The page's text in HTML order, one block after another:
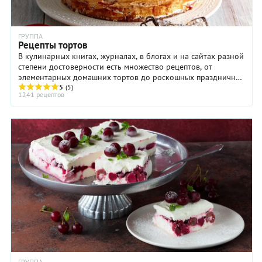
завалена
яблоками,
так что
Запах
Мама,
крутится
у плиты —
печет
шарлотку…
Таким в
моем
детстве
был
каждый
яблочный
сезон».
Спасибо,
ГРУППА
Рецепты тортов
В кулинарных книгах, журналах, в блогах и на сайтах разной
степени достоверности есть множество рецептов, от
элементарных домашних тортов до роскошных праздничных
тортов, выполненных мастерами ...
5 (5)
1241 рецептов